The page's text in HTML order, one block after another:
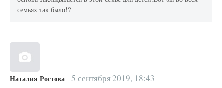
семьях так было!?
Наталия Ростова 5 сентября 2019, 18:43